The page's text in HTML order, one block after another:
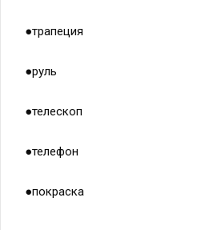
●трапеция
●руль
●телескоп
●телефон
●покраска